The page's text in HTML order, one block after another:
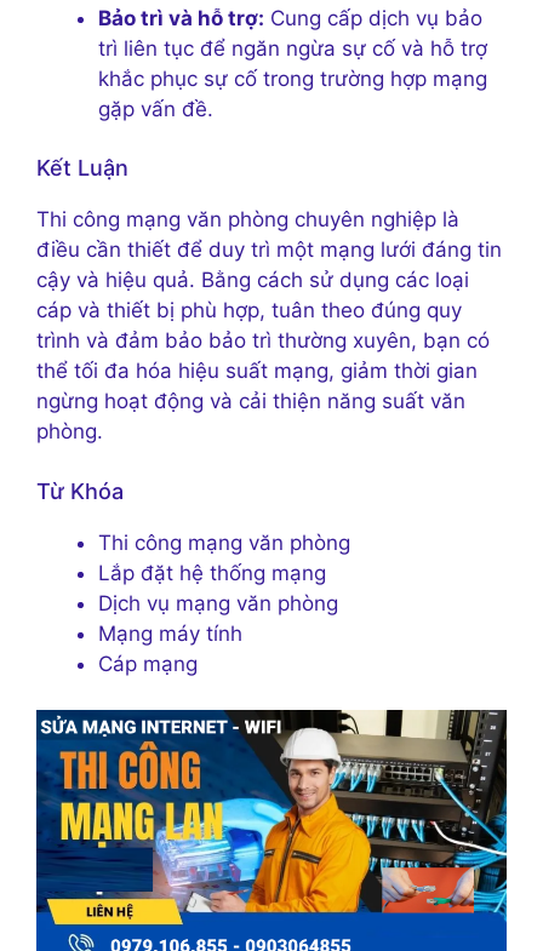
Bảo trì và hỗ trợ: Cung cấp dịch vụ bảo
trì liên tục để ngăn ngừa sự cố và hỗ trợ
khắc phục sự cố trong trường hợp mạng
gặp vấn đề.
Kết Luận
Thi công mạng văn phòng chuyên nghiệp là
điều cần thiết để duy trì một mạng lưới đáng tin
cậy và hiệu quả. Bằng cách sử dụng các loại
cáp và thiết bị phù hợp, tuân theo đúng quy
trình và đảm bảo bảo trì thường xuyên, bạn có
thể tối đa hóa hiệu suất mạng, giảm thời gian
ngừng hoạt động và cải thiện năng suất văn
phòng.
Từ Khóa
Thi công mạng văn phòng
Lắp đặt hệ thống mạng
Dịch vụ mạng văn phòng
Mạng máy tính
Cáp mạng